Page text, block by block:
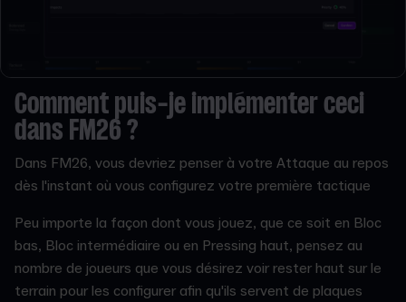
Comment puis-je implémenter ceci
dans FM26 ?
Dans FM26, vous devriez penser à votre Attaque au repos
dès l'instant où vous configurez votre première tactique
Peu importe la façon dont vous jouez, que ce soit en Bloc
bas, Bloc intermédiaire ou en Pressing haut, pensez au
nombre de joueurs que vous désirez voir rester haut sur le
terrain pour les configurer afin qu'ils servent de plaques